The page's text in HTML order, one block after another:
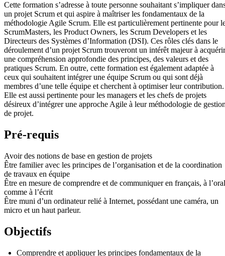
Cette formation s’adresse à toute personne souhaitant s’impliquer
un projet Scrum et qui aspire à maîtriser les fondamentaux de la
méthodologie Agile Scrum. Elle est particulièrement pertinente pour
ScrumMasters, les Product Owners, les Scrum Developers et les
Directeurs des Systèmes d’Information (DSI). Ces rôles clés dans le
déroulement d’un projet Scrum trouveront un intérêt majeur à acquérir
une compréhension approfondie des principes, des valeurs et des
pratiques Scrum. En outre, cette formation est également adaptée à
ceux qui souhaitent intégrer une équipe Scrum ou qui sont déjà
membres d’une telle équipe et cherchent à optimiser leur contribution.
Elle est aussi pertinente pour les managers et les chefs de projets
désireux d’intégrer une approche Agile à leur méthodologie de
de projet.
Pré-requis
Avoir des notions de base en gestion de projets
Être familier avec les principes de l’organisation et de la coordination
de travaux en équipe
Être en mesure de comprendre et de communiquer en français, à l’oral
comme à l’écrit
Être muni d’un ordinateur relié à Internet, possédant une caméra, un
micro et un haut parleur.
Objectifs
Comprendre et appliquer les principes fondamentaux de la